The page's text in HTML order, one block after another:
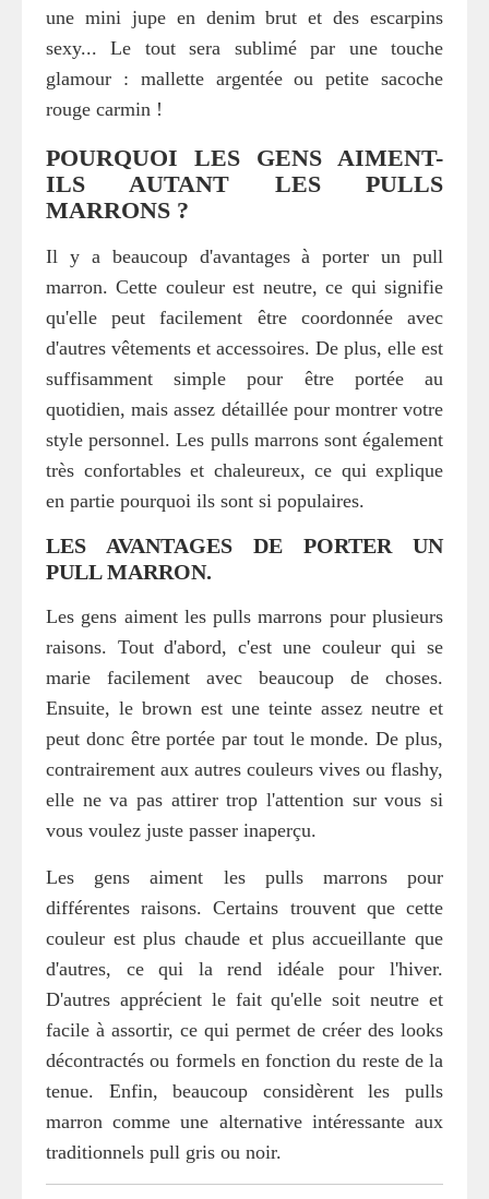
une mini jupe en denim brut et des escarpins
sexy... Le tout sera sublimé par une touche
glamour : mallette argentée ou petite sacoche
rouge carmin !
POURQUOI LES GENS AIMENT-
ILS AUTANT LES PULLS
MARRONS ?
Il y a beaucoup d'avantages à porter un pull
marron. Cette couleur est neutre, ce qui signifie
qu'elle peut facilement être coordonnée avec
d'autres vêtements et accessoires. De plus, elle est
suffisamment simple pour être portée au
quotidien, mais assez détaillée pour montrer votre
style personnel. Les pulls marrons sont également
très confortables et chaleureux, ce qui explique
en partie pourquoi ils sont si populaires.
LES AVANTAGES DE PORTER UN
PULL MARRON.
Les gens aiment les pulls marrons pour plusieurs
raisons. Tout d'abord, c'est une couleur qui se
marie facilement avec beaucoup de choses.
Ensuite, le brown est une teinte assez neutre et
peut donc être portée par tout le monde. De plus,
contrairement aux autres couleurs vives ou flashy,
elle ne va pas attirer trop l'attention sur vous si
vous voulez juste passer inaperçu.
Les gens aiment les pulls marrons pour
différentes raisons. Certains trouvent que cette
couleur est plus chaude et plus accueillante que
d'autres, ce qui la rend idéale pour l'hiver.
D'autres apprécient le fait qu'elle soit neutre et
facile à assortir, ce qui permet de créer des looks
décontractés ou formels en fonction du reste de la
tenue. Enfin, beaucoup considèrent les pulls
marron comme une alternative intéressante aux
traditionnels pull gris ou noir.